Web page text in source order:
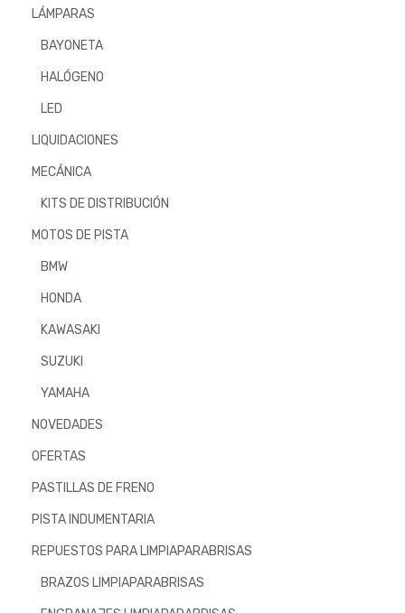
LÁMPARAS
BAYONETA
HALÓGENO
LED
LIQUIDACIONES
MECÁNICA
KITS DE DISTRIBUCIÓN
MOTOS DE PISTA
BMW
HONDA
KAWASAKI
SUZUKI
YAMAHA
NOVEDADES
OFERTAS
PASTILLAS DE FRENO
PISTA INDUMENTARIA
REPUESTOS PARA LIMPIAPARABRISAS
BRAZOS LIMPIAPARABRISAS